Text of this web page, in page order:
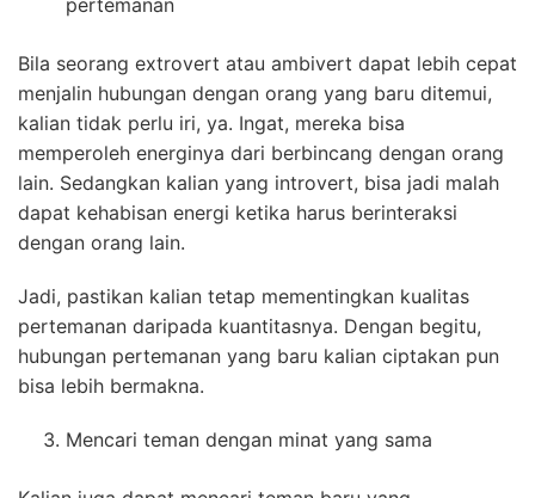
pertemanan
Bila seorang extrovert atau ambivert dapat lebih cepat
menjalin hubungan dengan orang yang baru ditemui,
kalian tidak perlu iri, ya. Ingat, mereka bisa
memperoleh energinya dari berbincang dengan orang
lain. Sedangkan kalian yang introvert, bisa jadi malah
dapat kehabisan energi ketika harus berinteraksi
dengan orang lain.
Jadi, pastikan kalian tetap mementingkan kualitas
pertemanan daripada kuantitasnya. Dengan begitu,
hubungan pertemanan yang baru kalian ciptakan pun
bisa lebih bermakna.
Mencari teman dengan minat yang sama